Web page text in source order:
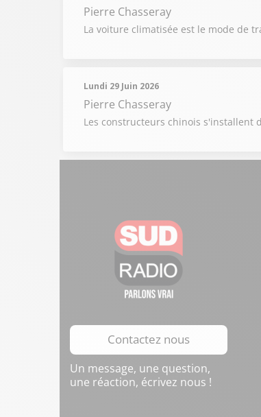
Pierre Chasseray
La voiture climatisée est le mode de
Lundi 29 Juin 2026
Pierre Chasseray
Les constructeurs chinois s'installent
Contactez nous
Un message, une question,
une réaction, écrivez nous !